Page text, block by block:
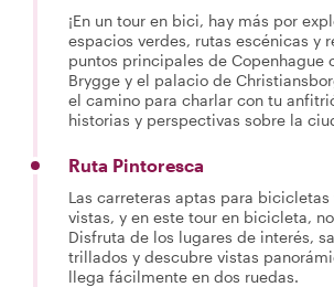
¡En un tour en bici, hay más por
espacios verdes, rutas escénicas y
puntos principales de Copenhague
Brygge y el palacio de
el camino para charlar con tu
historias y perspectivas sobre la
Ruta Pintoresca
Las carreteras aptas para
vistas, y en este tour en bicicleta,
Disfruta de los lugares de interés,
trillados y descubre vistas
llega fácilmente en dos ruedas.